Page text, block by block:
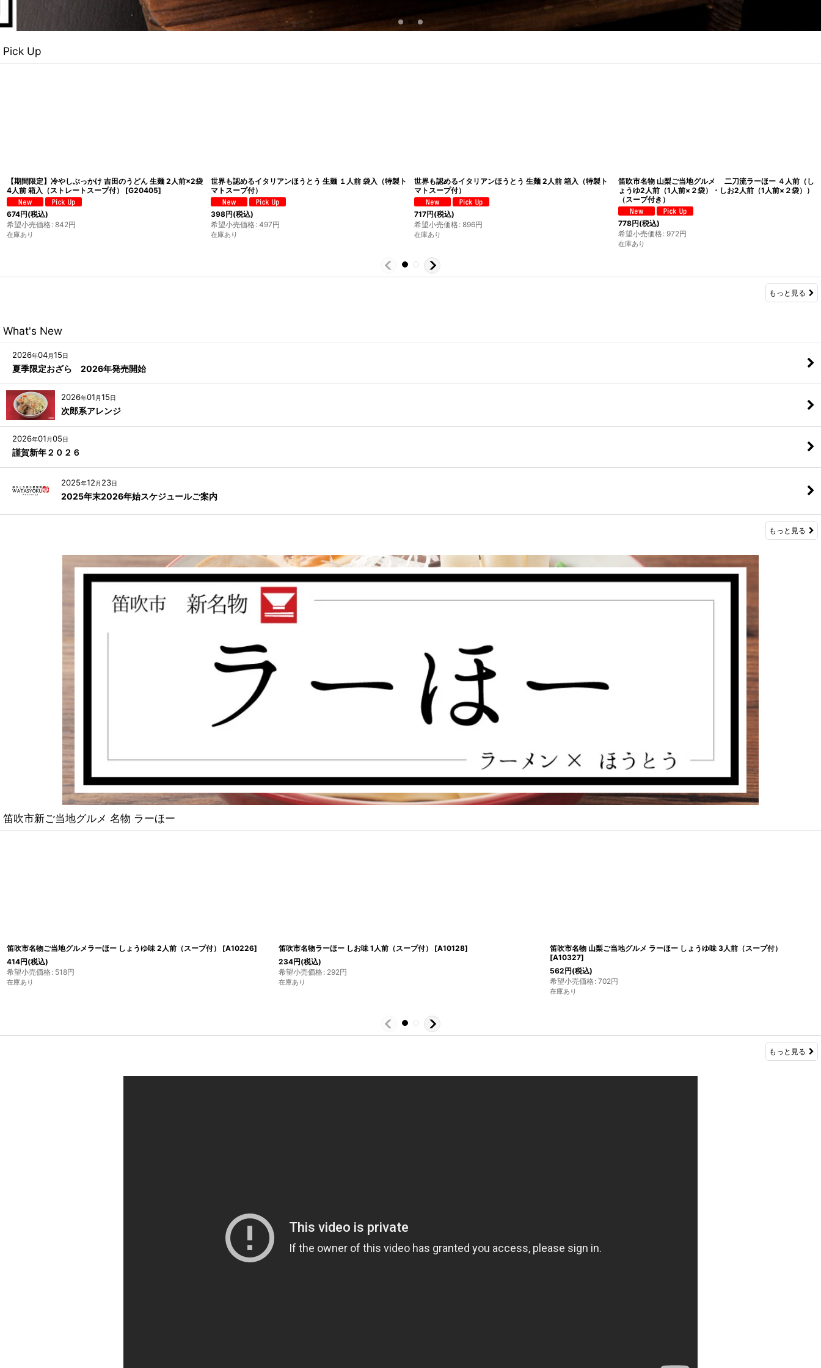
Pick Up
【期間限定】冷やしぶっかけ 吉田のうどん 生麺 2人前×2袋
4人前 箱入（ストレートスープ付）
[G20405]
674円(税込)
希望小売価格: 842円
在庫あり
世界も認めるイタリアンほうとう 生麺 １人前 袋入（特製ト
マトスープ付）
398円(税込)
希望小売価格: 497円
在庫あり
世界も認めるイタリアンほうとう 生麺 2人前 箱入（特製ト
マトスープ付）
717円(税込)
希望小売価格: 896円
在庫あり
笛吹市名物 山梨ご当地グルメ 二刀流ラーほー ４人前（し
ょうゆ2人前（1人前×２袋）・しお2人前（1人前×２袋））
（スープ付き）
778円(税込)
希望小売価格: 972円
在庫あり
もっと見る
What's New
2026年04月15日
夏季限定おざら 2026年発売開始
2026年01 月15日
次郎系アレンジ
2026年01 月05日
謹賀新年２０２６
2025年12 月 23日
2025年末2026年始スケジュールご案内
もっと見る
笛吹市新ご当地グルメ 名物 ラーほー
笛吹市名物ご当地グルメラーほー しょうゆ味 2人前（スープ付） [A10226]
414円(税込)
希望小売価格: 518円
在庫あり
笛吹市名物ラーほー しお味 1人前（スープ付） [A10128]
234円(税込)
希望小売価格: 292円
在庫あり
笛吹市名物 山梨ご当地グルメ ラーほー しょうゆ味 3人前（スープ付）
[A10327]
562円(税込)
希望小売価格: 702円
在庫あり
もっと見る